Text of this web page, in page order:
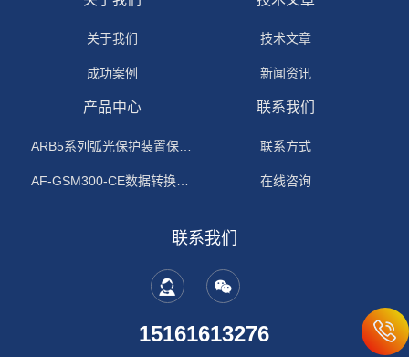
关于我们
成功案例
技术文章
新闻资讯
产品中心
ARB5系列弧光保护装置保护功能原理
AF-GSM300-CE数据转换模块
联系我们
联系方式
在线咨询
联系我们
15161613276